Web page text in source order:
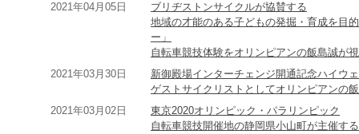
2021年04月05日
ブリヂストンサイクルが協賛する
地域の才能のある子どもの発掘・育成を目
ー」
自転車競技体験をオリンピアンの飯島誠が
2021年03月30日
新御殿場インターチェンジ開通記念ハイウ
ゲストサイクリストとしてオリンピアンの
2021年03月02日
東京2020オリンピック・パラリンピック
自転車競技開催地の静岡県小山町が主催す